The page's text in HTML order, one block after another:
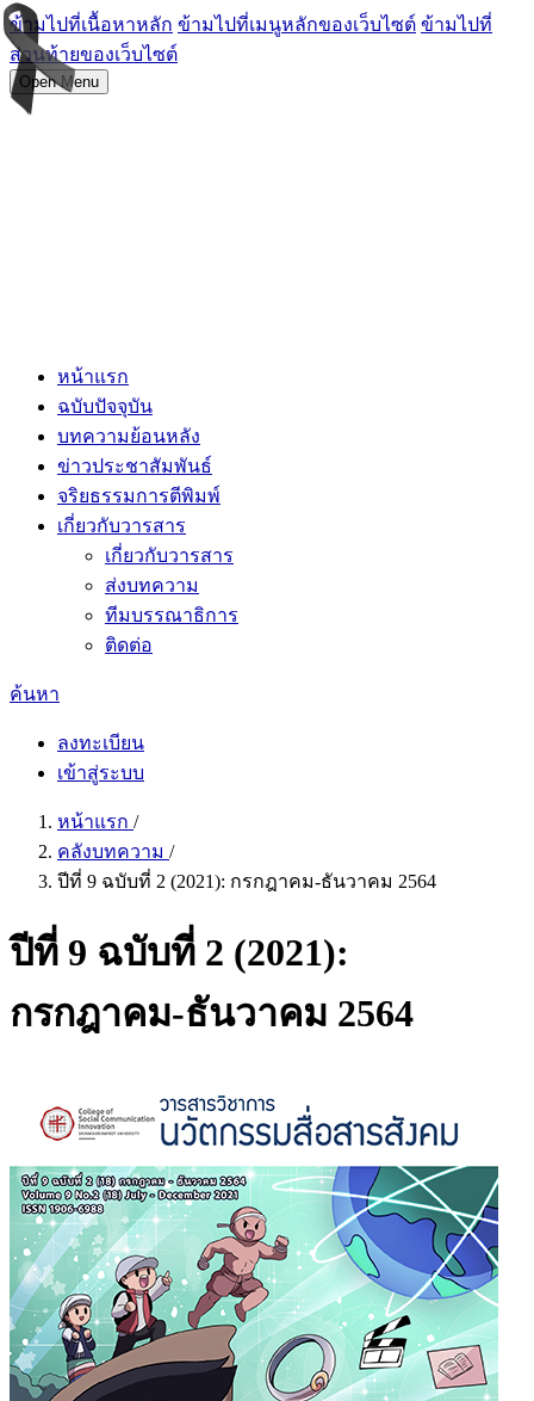
ข้ามไปที่เนื้อหาหลัก ข้ามไปที่เมนูหลักของเว็บไซต์ ข้ามไปที่
ส่วนท้ายของเว็บไซต์
Open Menu
หน้าแรก
ฉบับปัจจุบัน
บทความย้อนหลัง
ข่าวประชาสัมพันธ์
จริยธรรมการตีพิมพ์
เกี่ยวกับวารสาร
เกี่ยวกับวารสาร
ส่งบทความ
ทีมบรรณาธิการ
ติดต่อ
ค้นหา
ลงทะเบียน
เข้าสู่ระบบ
หน้าแรก /
คลังบทความ /
ปีที่ 9 ฉบับที่ 2 (2021): กรกฎาคม-ธันวาคม 2564
ปีที่ 9 ฉบับที่ 2 (2021):
กรกฎาคม-ธันวาคม 2564